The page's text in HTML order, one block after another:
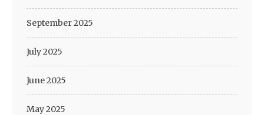
September 2025
July 2025
June 2025
May 2025